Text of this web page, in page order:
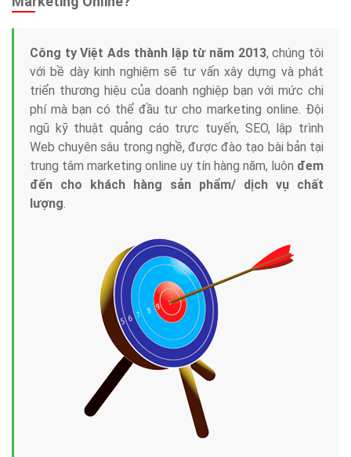
Công ty Việt Ads thành lập từ năm 2013, chúng tôi
với bề dày kinh nghiệm sẽ tư vấn xây dựng và phát
triển thương hiệu của doanh nghiệp bạn với mức chi
phí mà bạn có thể đầu tư cho marketing online. Đội
ngũ kỹ thuật quảng cáo trực tuyến, SEO, lập trình
Web chuyên sâu trong nghề, được đào tạo bài bản tại
trung tâm marketing online uy tín hàng năm, luôn đem
đến cho khách hàng sản phẩm/ dịch vụ chất
lượng.